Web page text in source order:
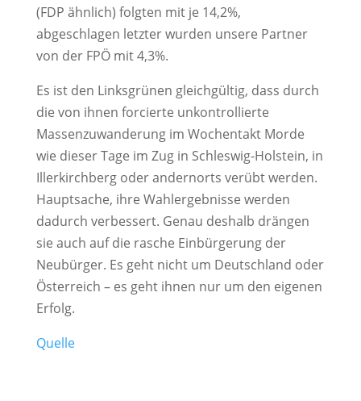
(FDP ähnlich) folgten mit je 14,2%,
abgeschlagen letzter wurden unsere Partner
von der FPÖ mit 4,3%.
Es ist den Linksgrünen gleichgültig, dass durch
die von ihnen forcierte unkontrollierte
Massenzuwanderung im Wochentakt Morde
wie dieser Tage im Zug in Schleswig-Holstein, in
Illerkirchberg oder andernorts verübt werden.
Hauptsache, ihre Wahlergebnisse werden
dadurch verbessert. Genau deshalb drängen
sie auch auf die rasche Einbürgerung der
Neubürger. Es geht nicht um Deutschland oder
Österreich – es geht ihnen nur um den eigenen
Erfolg.
Quelle